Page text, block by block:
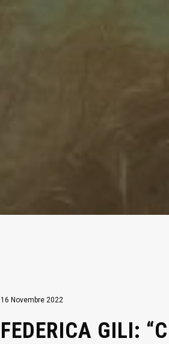
16 Novembre 2022
FEDERICA GILI: